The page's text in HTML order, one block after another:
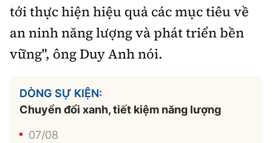
tới thực hiện hiệu quả các mục tiêu về
an ninh năng lượng và phát triển bền
vững", ông Duy Anh nói.
DÒNG SỰ KIỆN:
Chuyển đổi xanh, tiết kiệm năng lượng
07/08